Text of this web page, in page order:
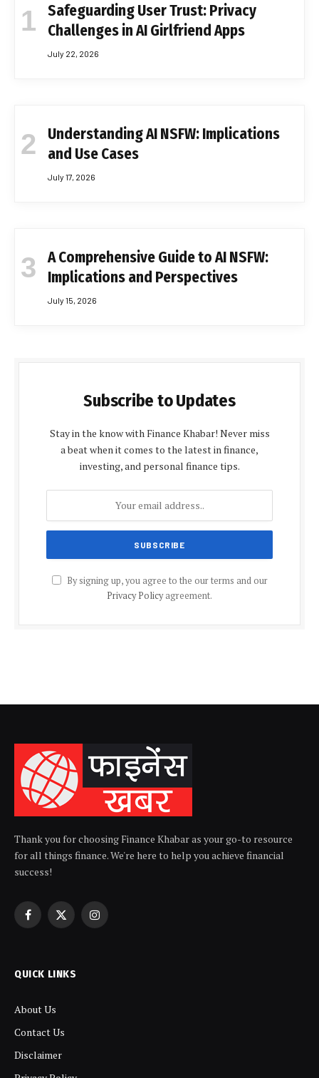
Safeguarding User Trust: Privacy
Challenges in AI Girlfriend Apps
July 22, 2026
Understanding AI NSFW: Implications
and Use Cases
July 17, 2026
A Comprehensive Guide to AI NSFW:
Implications and Perspectives
July 15, 2026
Subscribe to Updates
Stay in the know with Finance Khabar! Never miss
a beat when it comes to the latest in finance,
investing, and personal finance tips.
By signing up, you agree to the our terms and our
Privacy Policyagreement.
Thank you for choosing Finance Khabar as your go-to resource
for all things finance. We're here to help you achieve financial
success!
Facebook
X
Instagram
QUICK LINKS
About Us
Contact Us
Disclaimer